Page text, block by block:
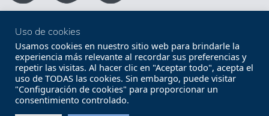
Copyright FEMP
Accesibilidad
Términos legales
Política de privacidad
Términos y condiciones de uso
Uso de cookies
Usamos cookies en nuestro sitio web para brindarle la
experiencia más relevante al recordar sus preferencias y
repetir las visitas. Al hacer clic en "Aceptar todo", acepta el
uso de TODAS las cookies. Sin embargo, puede visitar
"Configuración de cookies" para proporcionar un
consentimiento controlado.